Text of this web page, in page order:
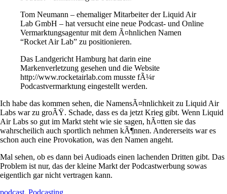
Tom Neumann – ehemaliger Mitarbeiter der Liquid Air
Lab GmbH – hat versucht eine neue Podcast- und Online
Vermarktungsagentur mit dem Ã¤hnlichen Namen
“Rocket Air Lab” zu positionieren.
Das Landgericht Hamburg hat darin eine
Markenverletzung gesehen und die Website
http://www.rocketairlab.com musste fÃ¼r
Podcastvermarktung eingestellt werden.
Ich habe das kommen sehen, die NamensÃ¤hnlichkeit zu Liquid Air
Labs war zu groÃŸ. Schade, dass es da jetzt Krieg gibt. Wenn Liquid
Air Labs so gut im Markt steht wie sie sagen, hÃ¤tten sie das
wahrscheilich auch sportlich nehmen kÃ¶nnen. Andererseits war es
schon auch eine Provokation, was den Namen angeht.
Mal sehen, ob es dann bei Audioads einen lachenden Dritten gibt. Das
Problem ist nur, das der kleine Markt der Podcastwerbung sowas
eigentlich gar nicht vertragen kann.